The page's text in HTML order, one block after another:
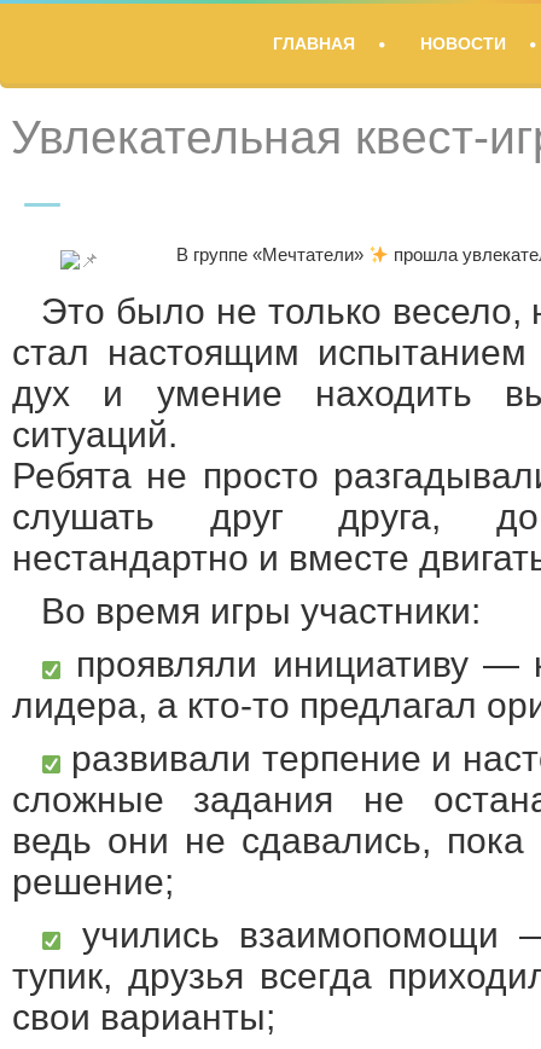
ГЛАВНАЯ НОВОСТИ
Увлекательная квест-
В группе «Мечтатели» прошла
Это было не только весело,
стал настоящим
дух и умение находить
ситуаций.
Ребята не просто
слушать друг друга,
нестандартно и вместе
Во время игры участники:
проявляли инициативу —
лидера, а кто-то предлагал
развивали терпение и
сложные задания не
ведь они не сдавались,
решение;
учились взаимопомощи
тупик, друзья всегда
свои варианты;